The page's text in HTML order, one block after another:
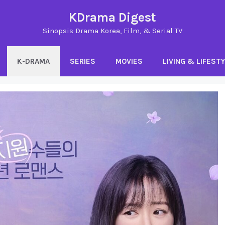
KDrama Digest
Sinopsis Drama Korea, Film, & Serial TV
K-DRAMA SERIES MOVIES LIVING &